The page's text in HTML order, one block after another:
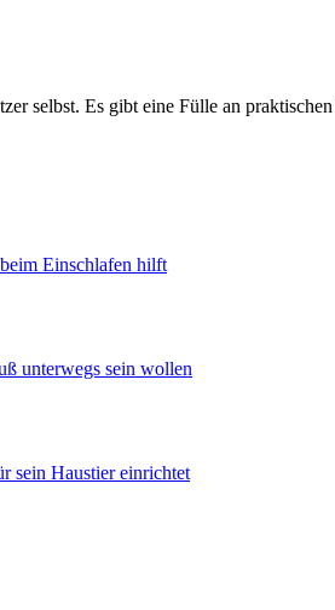
selbst. Es gibt eine Fülle an
Einschlafen hilft
unterwegs sein wollen
sein Haustier einrichtet